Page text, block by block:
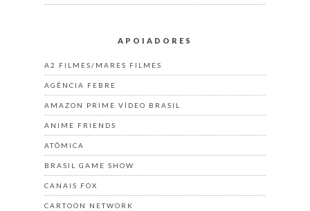
APOIADORES
A2 FILMES/MARES FILMES
AGÊNCIA FEBRE
AMAZON PRIME VÍDEO BRASIL
ANIME FRIENDS
ATÔMICA
BRASIL GAME SHOW
CANAIS FOX
CARTOON NETWORK